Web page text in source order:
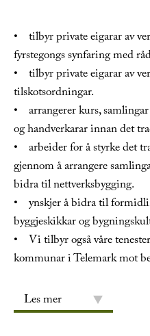
• tilbyr private eigarar av
fyrstegongs synfaring med
• tilbyr private eigarar av
tilskotsordningar.
• arrangerer kurs,
og handverkarar innan det
• arbeider for å styrke det
gjennom å arrangere
bidra til nettverksbygging.
• ynskjer å bidra til
byggjeskikkar og
• Vi tilbyr også våre
kommunar i Telemark mot
Les mer